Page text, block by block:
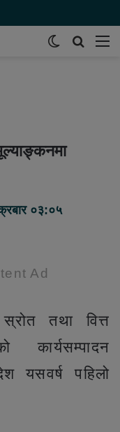
समाचार
Switch
०३:०५
Ad
स्रोत तथा वित्त
कार्यसम्पादन
यसवर्ष पहिलो